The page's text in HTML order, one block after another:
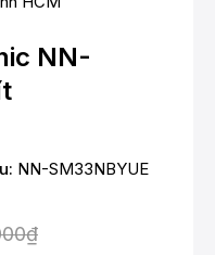
NN-
NN-SM33NBYUE